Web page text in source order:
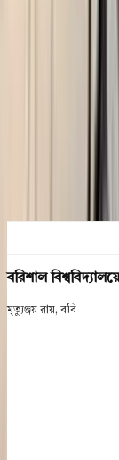
প্রিন্ট এন্ড
বরিশাল
মৃত্যুঞ্জয় রায়, ববি